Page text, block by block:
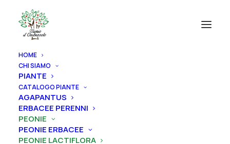
HOME
CHI SIAMO
PIANTE
CATALOGO PIANTE
AGAPANTUS
ERBACEE PERENNI
PEONIE
PEONIE ERBACEE
PEONIE LACTIFLORA